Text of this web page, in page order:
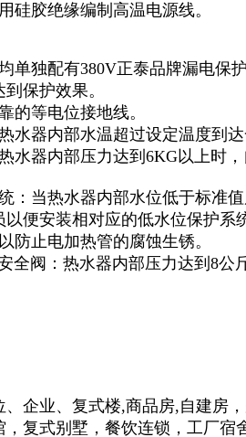
硅胶绝缘编制高温电源线。
单独配有380V正泰品牌漏电保
保护效果。
的等电位接地线。
水器内部水温超过设定温度到
水器内部压力达到6KG以上时
：当热水器内部水位低于标准
便安装相对应的低水位保护系
防止电加热管的腐蚀生锈。
全阀：热水器内部压力达到8
企业、 复式楼,商品房,自建房 ，
，复式别墅，餐饮连锁，工厂宿